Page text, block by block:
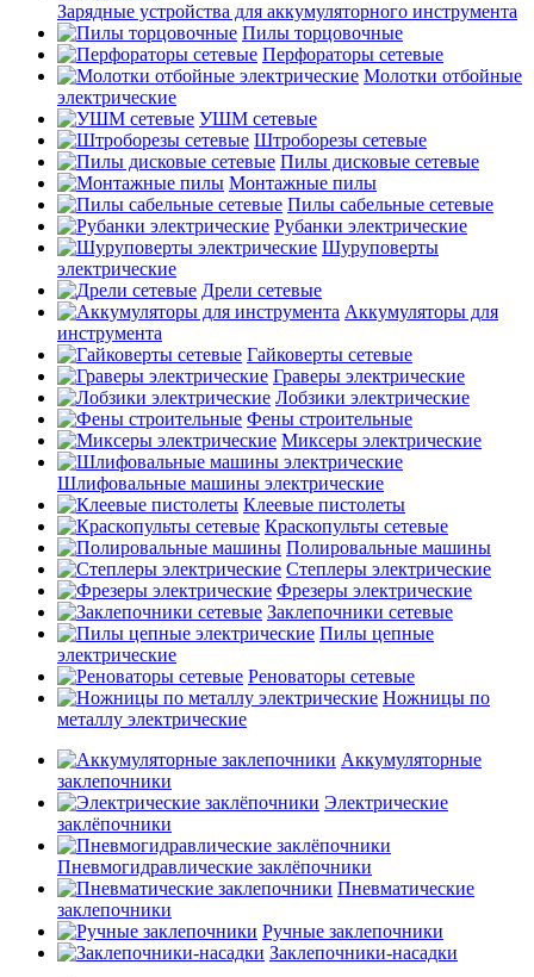
Зарядные устройства для аккумуляторного инструмента
Пилы торцовочные
Перфораторы сетевые
Молотки отбойные
электрические
УШМ сетевые
Штроборезы сетевые
Пилы дисковые сетевые
Монтажные пилы
Пилы сабельные сетевые
Рубанки электрические
Шуруповерты
электрические
Дрели сетевые
Аккумуляторы для
инструмента
Гайковерты сетевые
Граверы электрические
Лобзики электрические
Фены строительные
Миксеры электрические
Шлифовальные машины электрические
Клеевые пистолеты
Краскопульты сетевые
Полировальные машины
Степлеры электрические
Фрезеры электрические
Заклепочники сетевые
Пилы цепные
электрические
Реноваторы сетевые
Ножницы по
металлу электрические
Аккумуляторные
заклепочники
Электрические
заклёпочники
Пневмогидравлические заклёпочники
Пневматические
заклепочники
Ручные заклепочники
Заклепочники-насадки